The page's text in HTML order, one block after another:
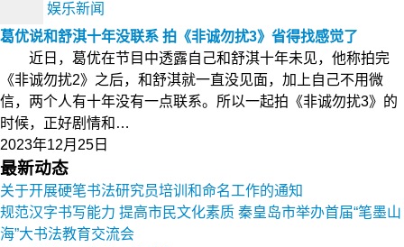
娱乐新闻
葛优说和舒淇十年没联系 拍《非诚勿扰3》省得找感觉了
近日，葛优在节目中透露自己和舒淇十年未见，他称拍完
《非诚勿扰2》之后，和舒淇就一直没见面，加上自己不用微
信，两个人有十年没有一点联系。所以一起拍《非诚勿扰3》的
时候，正好剧情和…
2023年12月25日
最新动态
关于开展硬笔书法研究员培训和命名工作的通知
规范汉字书写能力 提高市民文化素质 秦皇岛市举办首届“笔墨山
海”大书法教育交流会